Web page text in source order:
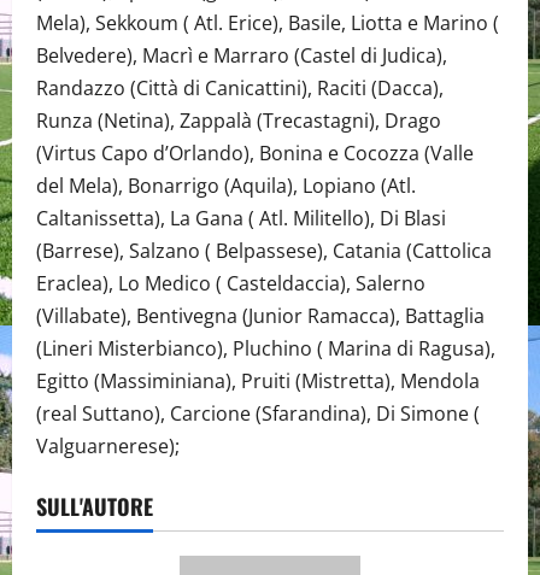
Mela), Sekkoum ( Atl. Erice), Basile, Liotta e Marino (
Belvedere), Macrì e Marraro (Castel di Judica),
Randazzo (Città di Canicattini), Raciti (Dacca),
Runza (Netina), Zappalà (Trecastagni), Drago
(Virtus Capo d’Orlando), Bonina e Cocozza (Valle
del Mela), Bonarrigo (Aquila), Lopiano (Atl.
Caltanissetta), La Gana ( Atl. Militello), Di Blasi
(Barrese), Salzano ( Belpassese), Catania (Cattolica
Eraclea), Lo Medico ( Casteldaccia), Salerno
(Villabate), Bentivegna (Junior Ramacca), Battaglia
(Lineri Misterbianco), Pluchino ( Marina di Ragusa),
Egitto (Massiminiana), Pruiti (Mistretta), Mendola
(real Suttano), Carcione (Sfarandina), Di Simone (
Valguarnerese);
SULL'AUTORE